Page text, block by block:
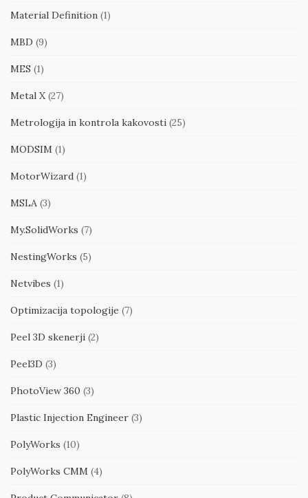
Material Definition (1)
MBD (9)
MES (1)
Metal X (27)
Metrologija in kontrola kakovosti (25)
MODSIM (1)
MotorWizard (1)
MSLA (3)
My.SolidWorks (7)
NestingWorks (5)
Netvibes (1)
Optimizacija topologije (7)
Peel 3D skenerji (2)
Peel3D (3)
PhotoView 360 (3)
Plastic Injection Engineer (3)
PolyWorks (10)
PolyWorks CMM (4)